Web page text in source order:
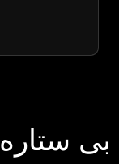
بی ستاره ۲